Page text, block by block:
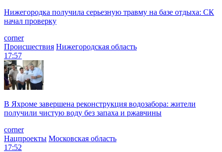
Нижегородка получила серьезную травму на базе отдыха: СК
начал проверку
corner
Происшествия Нижегородская область
17:57
В Яхроме завершена реконструкция водозабора: жители
получили чистую воду без запаха и ржавчины
corner
Нацпроекты Московская область
17:52